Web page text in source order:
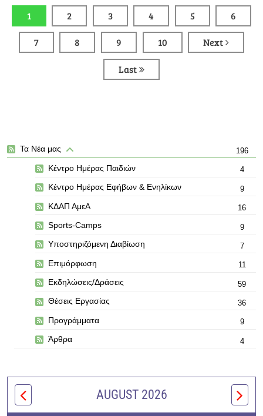
1 2 3 4 5 6
7 8 9 10 Next
Last
Τα Νέα μας 196
Κέντρο Ημέρας Παιδιών 4
Κέντρο Ημέρας Εφήβων & Ενηλίκων 9
ΚΔΑΠ ΑμεΑ 16
Sports-Camps 9
Υποστηριζόμενη Διαβίωση 7
Επιμόρφωση 11
Εκδηλώσεις/Δράσεις 59
Θέσεις Εργασίας 36
Προγράμματα 9
Άρθρα 4
AUGUST 2026